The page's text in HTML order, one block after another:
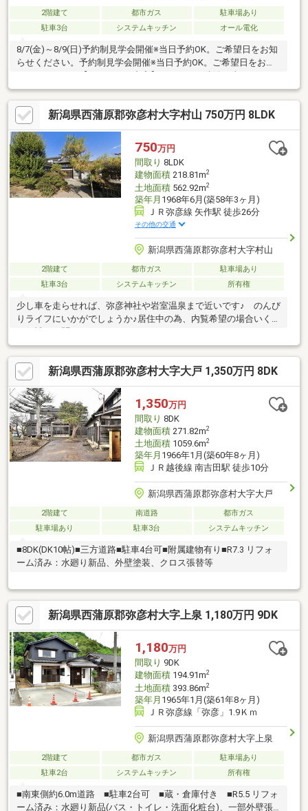
2階建て 都市ガス
駐車場あり
駐車3台
システムキッチン オール電化
8/7(金)～8/9(日)予約制見学会開催※当日予約OK。ご希望日をお知
らせください。予約制見学会開催※当日予約OK。ご希望日をお知
ニング、鍵交換、雨漏り点検、設備点検、屋根塗装、外壁塗装、
ユニットバス交換、トイレ交換、洗面化粧台交換、照明交換【お
すすめポイント】・本物件は条件により住宅ローン減税が適用さ
れます。・シロアリ防除工事施工後5年間保証・お客様に合わせた
ローンの組み方や金融機関をご提案。住宅ローンが初めての方で
もお気軽にご相談ください。
新潟県西蒲原郡弥彦村大字村山 750万円 8LDK
750万円
間取り 8LDK
建物面積218.81m2
土地面積562.92m2
築年月 1968年6月(築58年3ヶ月)
ＪＲ弥彦線 矢作駅 徒歩26分
その他の交通
新潟県西蒲原郡弥彦村大字村山
2階建て 都市ガス
駐車場あり
駐車3台
システムキッチン 所有権
少し車を走らせれば、弥彦神社や岩室温泉まで近いです♪ のんび
りライフにいかがでしょうか♪居住中の為、内覧希望の場合いくつ
新潟県西蒲原郡弥彦村大字大戸 1,350万円 8DK
1,350万円
間取り 8DK
建物面積271.82m2
土地面積1059.6m2
築年月 1966年1月(築60年8ヶ月)
ＪＲ越後線 南吉田駅 徒歩10分
新潟県西蒲原郡弥彦村大字大戸
2階建て 南道路
都市ガス
駐車場あり
駐車3台 システムキッチン
■8DK(DK10帖)■三方道路■駐車4台可■附属建物有り■R7.3 リフォ
ーム済み：水廻り新品、外壁塗装、クロス張替等
新潟県西蒲原郡弥彦村大字上泉 1,180万円 9DK
1,180万円
間取り 9DK
建物面積194.91m2
土地面積393.86m2
築年月 1965年1月(築61年8ヶ月)
ＪＲ弥彦線「弥彦」1.9Ｋｍ
新潟県西蒲原郡弥彦村大字上泉
2階建て 都市ガス
駐車場あり
駐車2台
システムキッチン 所有権
■南東側約6.0m道路 ■駐車2台可 ■蔵・倉庫付き ■R5.5 リフォ
ーム済み：水廻り新品(バス・トイレ・洗面化粧台)、一部外壁張